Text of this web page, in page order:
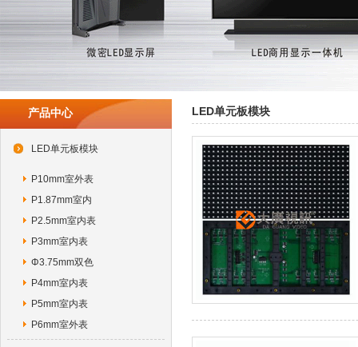
产品中心
LED单元板模块
P10mm室外表
P1.87mm室内
P2.5mm室内表
P3mm室内表
Φ3.75mm双色
P4mm室内表
P5mm室内表
P6mm室外表
LED单元板模块